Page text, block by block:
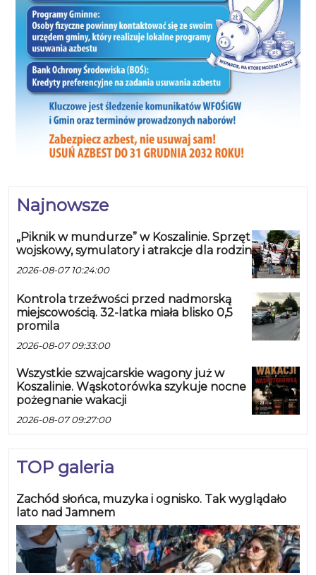
Najnowsze
„Piknik w mundurze” w Koszalinie. Sprzęt
wojskowy, symulatory i atrakcje dla rodzin
2026-08-07 10:24:00
Kontrola trzeźwości przed nadmorską
miejscowością. 32-latka miała blisko 0,5
promila
2026-08-07 09:33:00
Wszystkie szwajcarskie wagony już w
Koszalinie. Wąskotorówka szykuje nocne
pożegnanie wakacji
2026-08-07 09:27:00
TOP galeria
Zachód słońca, muzyka i ognisko. Tak wyglądało
lato nad Jamnem